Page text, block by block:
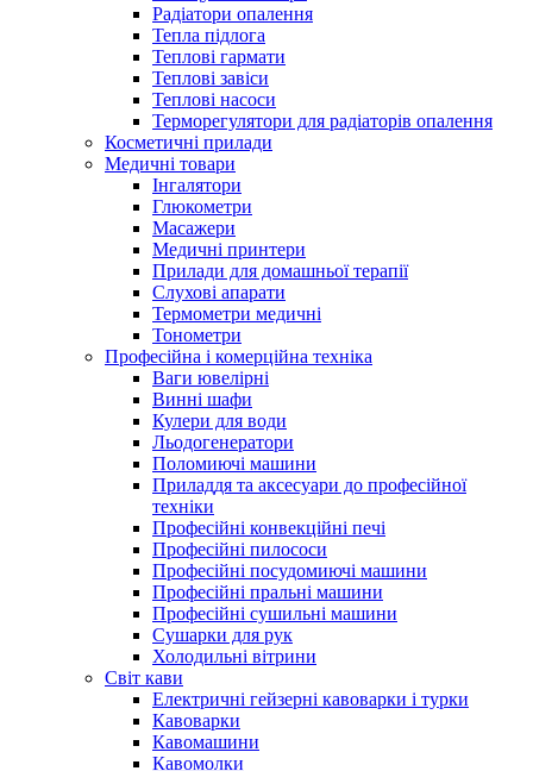
Радіатори опалення
Тепла підлога
Теплові гармати
Теплові завіси
Теплові насоси
Терморегулятори для радіаторів опалення
Косметичні прилади
Медичні товари
Інгалятори
Глюкометри
Масажери
Медичні принтери
Прилади для домашньої терапії
Слухові апарати
Термометри медичні
Тонометри
Професійна і комерційна техніка
Ваги ювелірні
Винні шафи
Кулери для води
Льодогенератори
Поломиючі машини
Приладдя та аксесуари до професійної
техніки
Професійні конвекційні печі
Професійні пилососи
Професійні посудомиючі машини
Професійні пральні машини
Професійні сушильні машини
Сушарки для рук
Холодильні вітрини
Світ кави
Електричні гейзерні кавоварки і турки
Кавоварки
Кавомашини
Кавомолки